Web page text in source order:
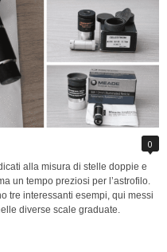
0
alla misura di stelle doppie e
un tempo preziosi per l’astrofilo.
tre interessanti esempi, qui messi
diverse scale graduate.